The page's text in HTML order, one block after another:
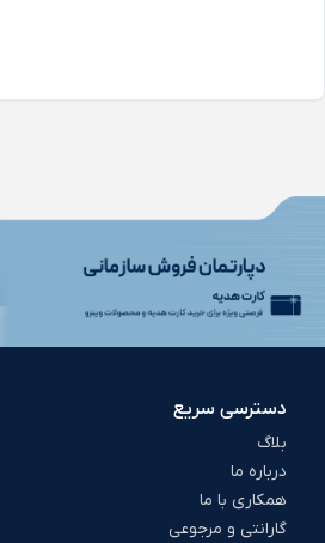
دسترسی سریع
بلاگ
درباره ما
همکاری با ما
گارانتی و مرجوعی